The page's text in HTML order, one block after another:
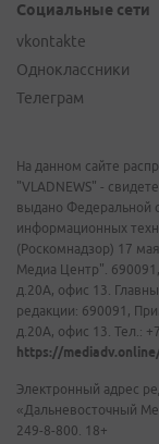
Социальные сети
vkontakte
Одноклассники
Телеграм
На данном сайте
"VLADNEWS" -
выдано Федеральной
информационных
(Роскомнадзор) 17
Медиа Центр".
д.20А, офис 13.
редакции: 690091,
д.20А, офис 13. Тел.:
https://
Электронный адрес
«Дальневосточный
249-8-800. 18+